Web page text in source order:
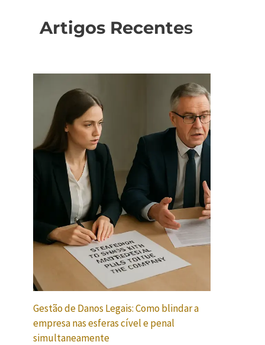
Artigos Recentes
Gestão de Danos Legais: Como blindar a
empresa nas esferas cível e penal
simultaneamente